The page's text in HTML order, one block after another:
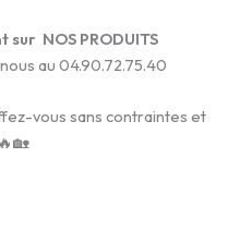
NOS PRODUITS
au 04.90.72.75.40
vous sans contraintes et